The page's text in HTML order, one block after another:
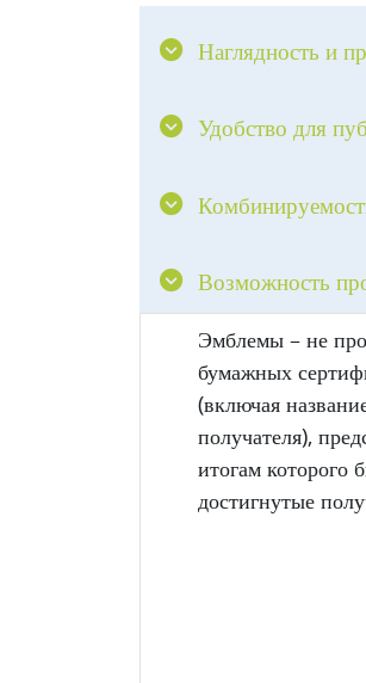
Наглядность и
Удобство для
Возможность
Эмблемы – не
бумажных
(включая
получателя),
итогам которого
достигнутые